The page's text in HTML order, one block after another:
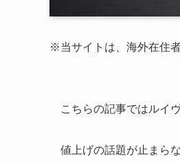
※当サイトは、海外在住
こちらの記事ではルイ
値上げの話題が止まら